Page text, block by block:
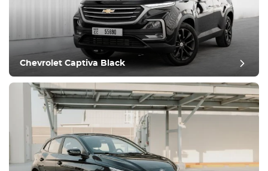
Climatización
Conducir
Condición
Chevrolet Captiva Black